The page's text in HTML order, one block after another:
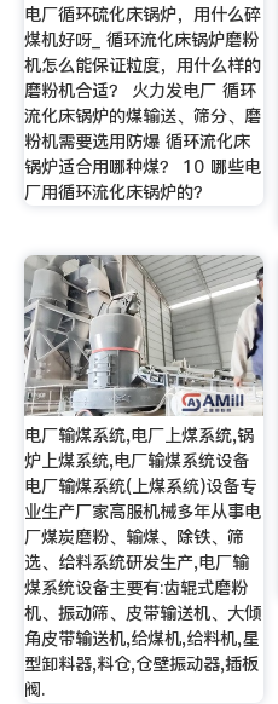
电厂循环硫化床锅炉，用什么碎
煤机好呀_ 循环流化床锅炉磨粉
机怎么能保证粒度，用什么样的
磨粉机合适？ 火力发电厂 循环
流化床锅炉的煤输送、筛分、磨
粉机需要选用防爆 循环流化床
锅炉适合用哪种煤？ 10 哪些电
厂用循环流化床锅炉的？
电厂输煤系统,电厂上煤系统,锅
炉上煤系统,电厂输煤系统设备
电厂输煤系统(上煤系统)设备专
业生产厂家高服机械多年从事电
厂煤炭磨粉、输煤、除铁、筛
选、给料系统研发生产,电厂输
煤系统设备主要有:齿辊式磨粉
机、振动筛、皮带输送机、大倾
角皮带输送机,给煤机,给料机,星
型卸料器,料仓,仓壁振动器,插板
阀.